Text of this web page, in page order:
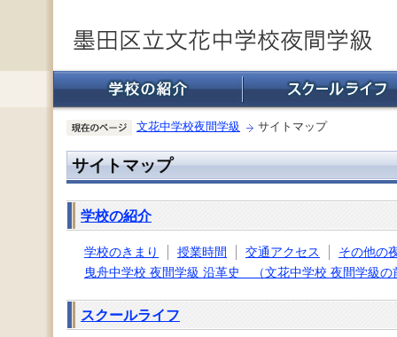
文花中学校夜間学級 サイトマップ
サイトマップ
学校の紹介
学校のきまり 授業時間 交通アクセス
その他の
曳舟中学校 夜間学級 沿革史 （文花中学校 夜間学級の
スクールライフ